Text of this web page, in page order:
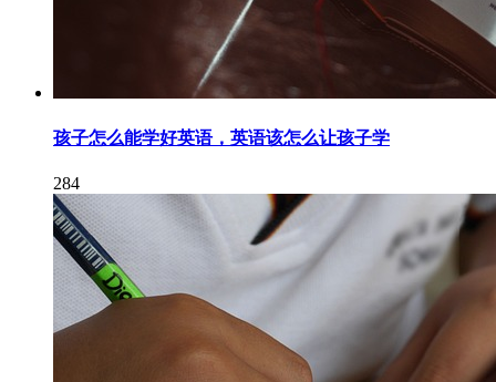
孩子怎么能学好英语，英语该怎么让孩子学
284